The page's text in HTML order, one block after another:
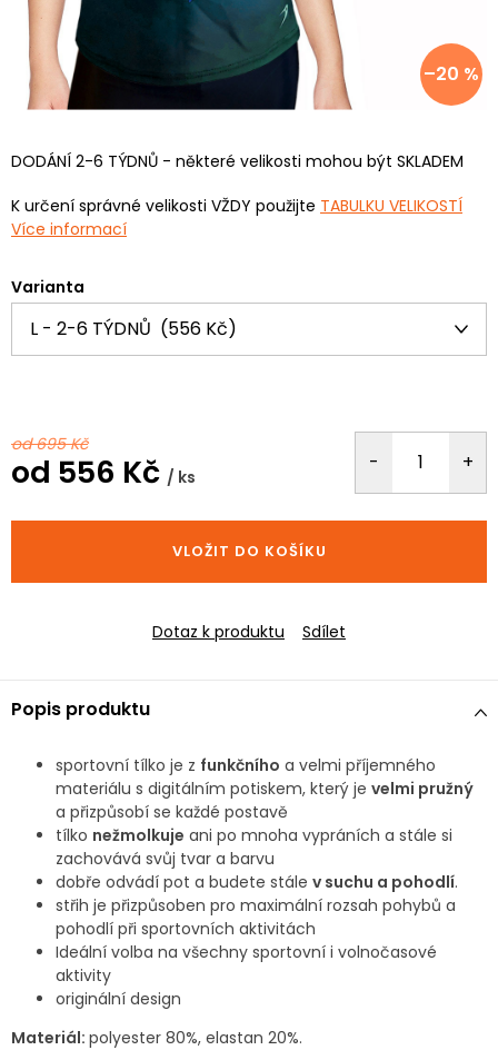
–20 %
DODÁNÍ 2-6 TÝDNŮ - některé velikosti mohou být SKLADEM
K určení správné velikosti VŽDY použijte TABULKU VELIKOSTÍ
Více informací
Varianta
od 695 Kč
od 556 Kč / ks
cena:
VLOŽIT DO KOŠÍKU
Dotaz k produktu Sdílet
Popis produktu
sportovní tílko je z funkčního a velmi příjemného
materiálu s digitálním potiskem, který je velmi pružný
a přizpůsobí se každé postavě
tílko nežmolkuje ani po mnoha vypráních a stále si
zachovává svůj tvar a barvu
dobře odvádí pot a budete stále v suchu a pohodlí.
střih je přizpůsoben pro maximální rozsah pohybů a
pohodlí při sportovních aktivitách
Ideální volba na všechny sportovní i volnočasové
aktivity
originální design
Materiál: polyester 80%, elastan 20%.